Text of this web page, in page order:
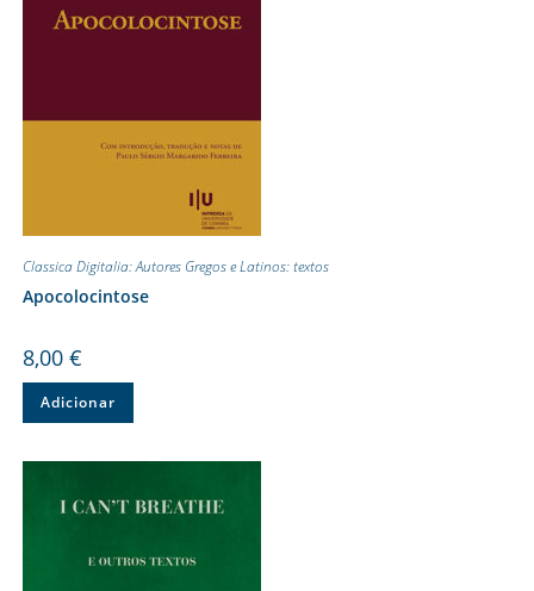
Classica Digitalia: Autores Gregos e Latinos: textos
Apocolocintose
8,00 €
Adicionar